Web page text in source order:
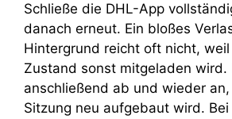
Schließe die DHL-App
danach erneut. Ein bloßes
Hintergrund reicht oft nicht,
Zustand sonst mitgeladen wird.
anschließend ab und wieder
Sitzung neu aufgebaut wird. Bei